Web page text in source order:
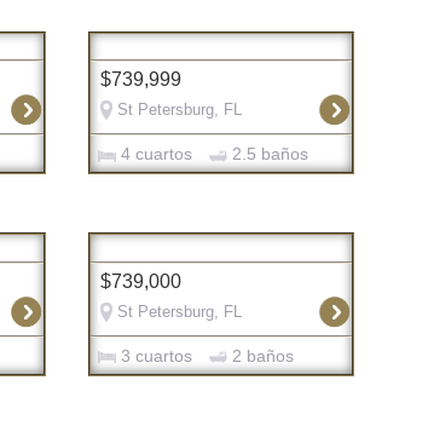
$739,999
St Petersburg, FL
4 cuartos 2.5 baños
$739,000
St Petersburg, FL
3 cuartos 2 baños